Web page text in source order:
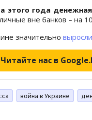
этого года
вне банков – на
значительно
Читайте нас в
война в Украине